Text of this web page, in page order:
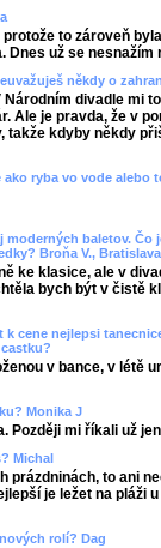
to zároveň
Dnes už se nesnažím
někdy o
divadle mi
Ale je pravda, že v
takže kdyby někdy
ryba vo vode alebo
moderných baletov. Čo
Broňa V., Bratislava
ke klasice, ale v
bych být v čistě
cene nejlepsi
v bance, v létě
Monika J
Později mi říkali už
Michal
prázdninách, to ani
je ležet na pláži
rolí? Dag